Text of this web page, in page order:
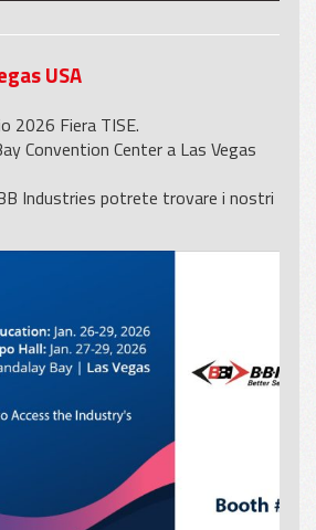
USA
2026 Fiera TISE.
Convention Center a Las Vegas
Industries potrete trovare i nostri